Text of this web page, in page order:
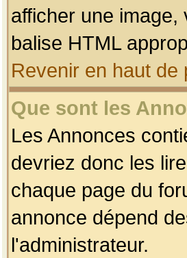
afficher une
balise HTML
Revenir en haut de
Que sont les
Les Annonces
devriez donc les
chaque page du
annonce dépend
l'administrateur.